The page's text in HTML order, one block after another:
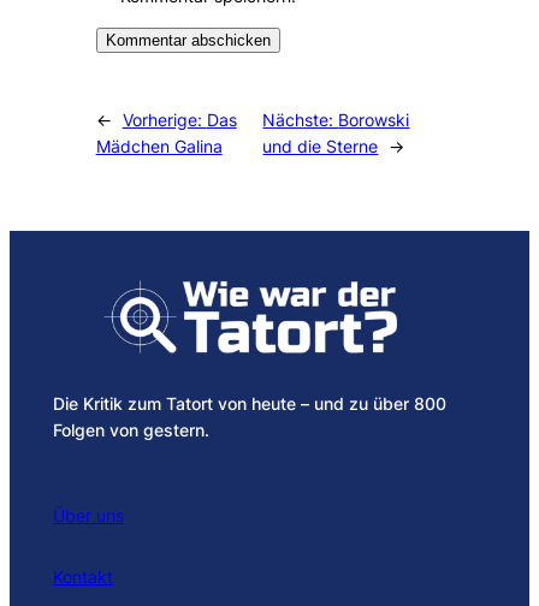
← Vorherige: Das
Mädchen Galina
Nächste: Borowski
und die Sterne →
Die Kritik zum Tatort von heute – und zu über 800
Folgen von gestern.
Über uns
Kontakt